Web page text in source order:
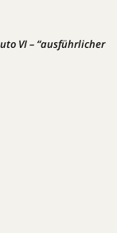
VI – “ausführlicher